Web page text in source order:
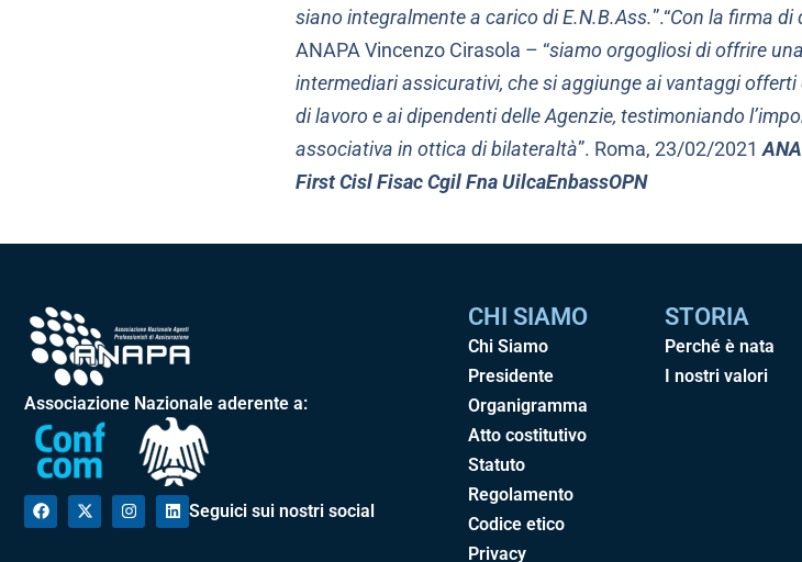
siano integralmente a carico di E.N.B.Ass.”.“Con la firma di
ANAPA Vincenzo Cirasola – “siamo orgogliosi di offrire
intermediari assicurativi, che si aggiunge ai vantaggi
di lavoro e ai dipendenti delle Agenzie, testimoniando
associativa in ottica di bilateraltà”. Roma, 23/02/2021
First Cisl Fisac Cgil Fna UilcaEnbassOPN
Associazione Nazionale aderente a:
Seguici sui nostri social
CHI SIAMO
Chi Siamo
Presidente
Organigramma
Atto costitutivo
Statuto
Regolamento
Codice etico
Privacy
STORIA
Perché è nata
I nostri valori